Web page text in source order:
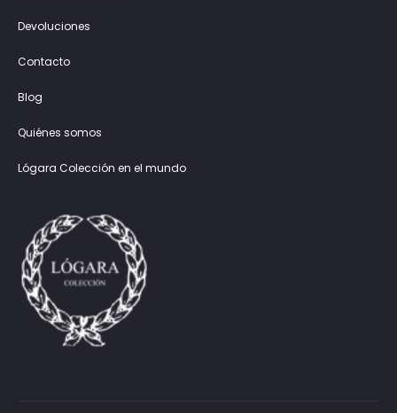
Devoluciones
Contacto
Blog
Quiénes somos
Lógara Colección en el mundo